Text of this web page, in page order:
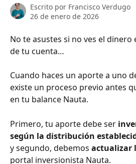
Escrito por Francisco Verdugo
26 de enero de 2026
No te asustes si no ves el dinero
de tu cuenta…
Cuando haces un aporte a uno
existe un proceso previo antes
en tu balance Nauta.
Primero, tu aporte debe ser
según la distribución
y segundo, debemos actualizar
portal inversionista Nauta.